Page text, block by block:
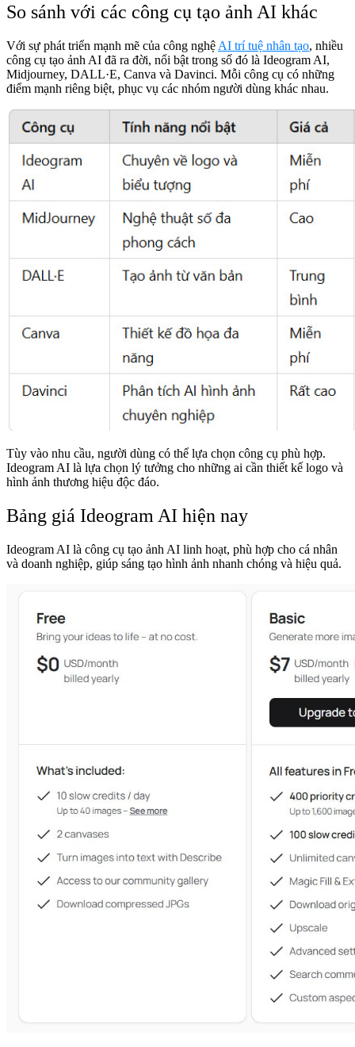
So sánh với các công cụ tạo ảnh AI khác
Với sự phát triển mạnh mẽ của công nghệ AI trí tuệ nhân tạo, nhiều
công cụ tạo ảnh AI đã ra đời, nổi bật trong số đó là Ideogram AI,
Midjourney, DALL·E, Canva và Davinci. Mỗi công cụ có những
điểm mạnh riêng biệt, phục vụ các nhóm người dùng khác nhau.
Tùy vào nhu cầu, người dùng có thể lựa chọn công cụ phù hợp.
Ideogram AI là lựa chọn lý tưởng cho những ai cần thiết kế logo và
hình ảnh thương hiệu độc đáo.
Bảng giá Ideogram AI hiện nay
Ideogram AI là công cụ tạo ảnh AI linh hoạt, phù hợp cho cá nhân
và doanh nghiệp, giúp sáng tạo hình ảnh nhanh chóng và hiệu quả.